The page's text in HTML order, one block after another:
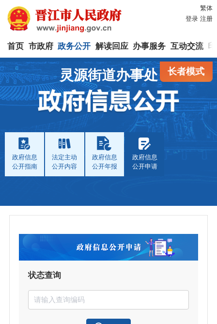
繁体
登录 注册
首页 市政府 政务公开 解读回应 办事服务 互动交流
长者模式
灵源街道办事处
政府信息
公开指南
法定主动
公开内容
政府信息
公开年报
政府信息
公开申请
状态查询